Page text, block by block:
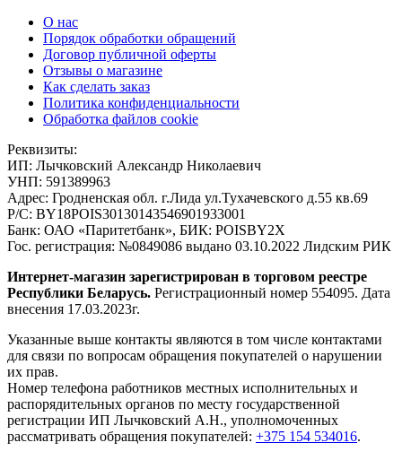
О нас
Порядок обработки обращений
Договор публичной оферты
Отзывы о магазине
Как сделать заказ
Политика конфиденциальности
Обработка файлов cookie
Реквизиты:
ИП: Лычковский Александр Николаевич
УНП: 591389963
Адрес: Гродненская обл. г.Лида ул.Тухачевского д.55 кв.69
Р/С: BY18POIS30130143546901933001
Банк: ОАО «Паритетбанк», БИК: POISBY2X
Гос. регистрация: №0849086 выдано 03.10.2022 Лидским РИК
Интернет-магазин зарегистрирован в торговом реестре
Республики Беларусь. Регистрационный номер 554095. Дата
внесения 17.03.2023г.
Указанные выше контакты являются в том числе контактами
для связи по вопросам обращения покупателей о нарушении
их прав.
Номер телефона работников местных исполнительных и
распорядительных органов по месту государственной
регистрации ИП Лычковский А.Н., уполномоченных
рассматривать обращения покупателей: +375 154 534016.